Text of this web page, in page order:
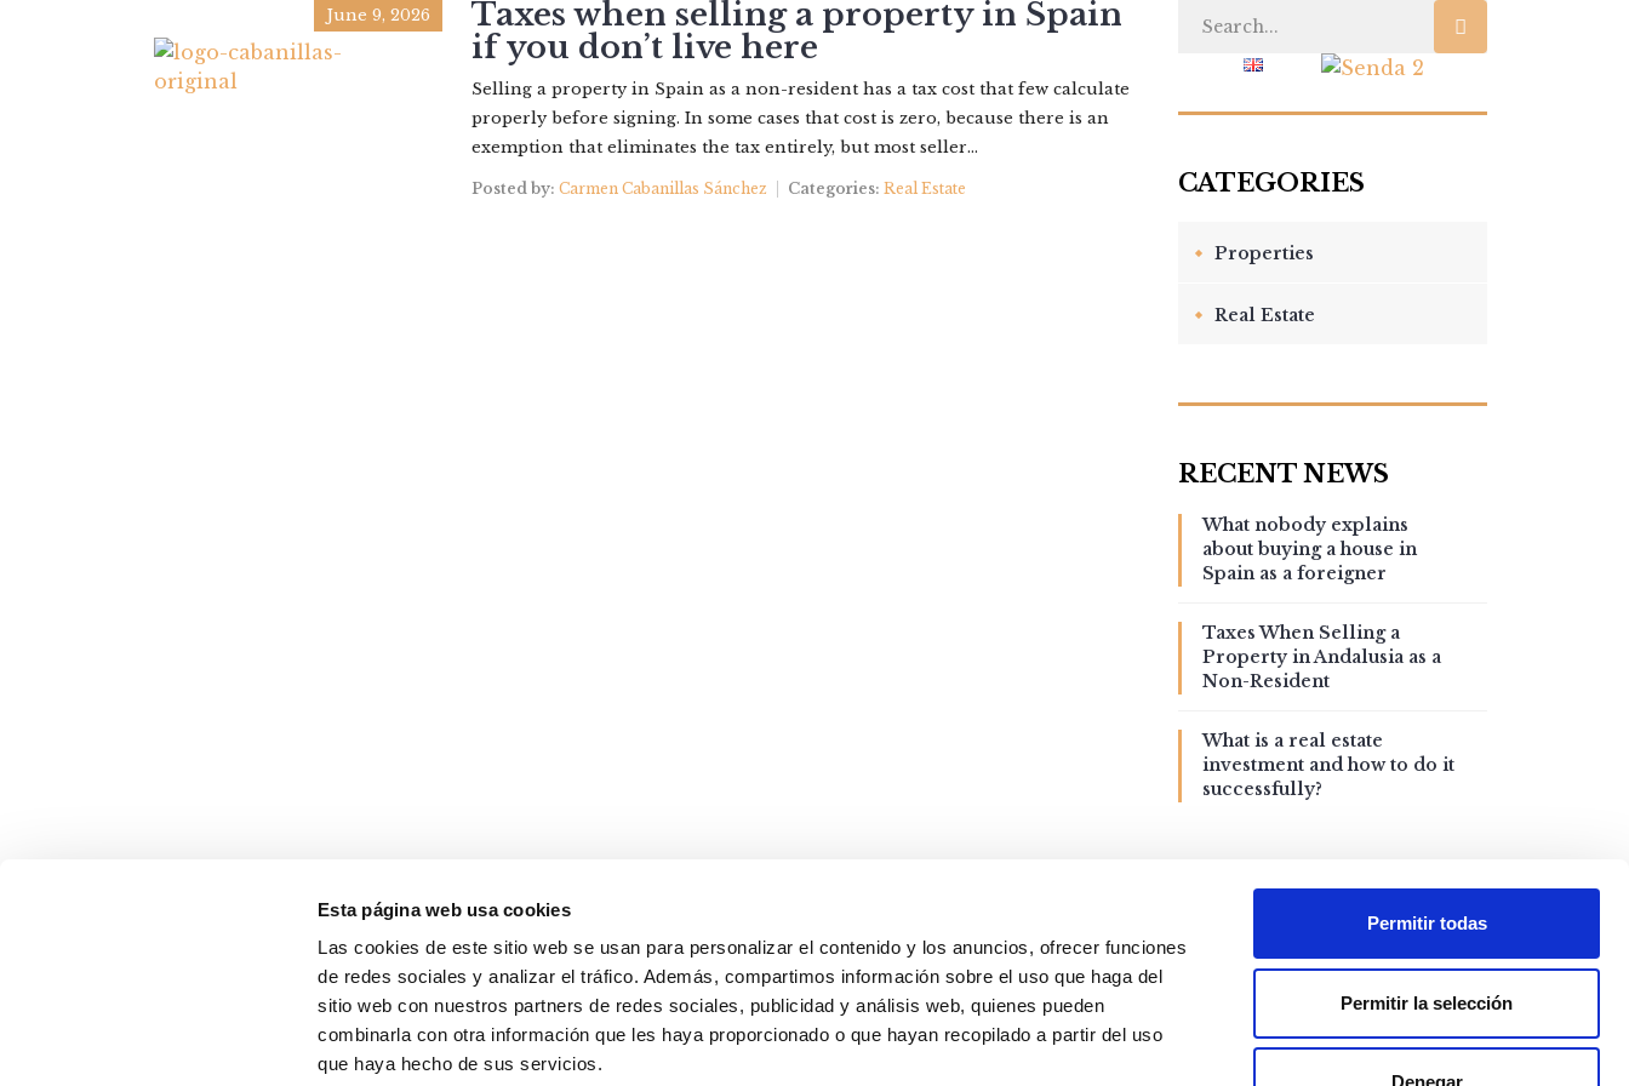
Esta página web usa cookies
Las cookies de este sitio web se usan para personalizar el contenido y los anuncios, ofrecer funciones
de redes sociales y analizar el tráfico. Además, compartimos información sobre el uso que haga del
sitio web con nuestros partners de redes sociales, publicidad y análisis web, quienes pueden
combinarla con otra información que les haya proporcionado o que hayan recopilado a partir del uso
que haya hecho de sus servicios.
Permitir todas
Permitir la selección
Denegar
June 9, 2026
Taxes when selling a property in Spain
if you don’t live here
Selling a property in Spain as a non-resident has a tax cost that few calculate
properly before signing. In some cases that cost is zero, because there is an
exemption that eliminates the tax entirely, but most seller...
Posted by: Carmen Cabanillas Sánchez Categories: Real Estate
Properties
Real Estate
What nobody explains
about buying a house in
Spain as a foreigner
Taxes When Selling a
Property in Andalusia as a
Non-Resident
What is a real estate
investment and how to do it
successfully?
sales@cabanillasrealestate.com
+34 952 808 307